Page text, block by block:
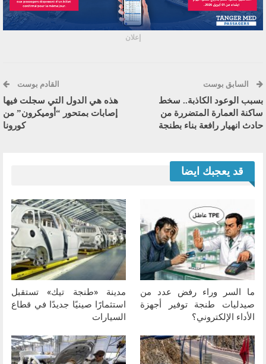
إعلان
السابق بوست
بسبب الوعود الكاذبة.. سخط
ساكنة العمارة المتضررة من
حادث انهيار رافعة بناء بطنجة
القادم بوست
هذه هي الدول التي سجلت فيها
إصابات بمتحور “أوميكرون” من
كورونا
قد يعجبك ايضا
ما السر وراء رفض عدد من
صيدليات طنجة توفير أجهزة
الأداء الإلكتروني؟
مدينة «طنجة تيك» تستقبل
استثمارًا صينيًا جديدًا في قطاع
السيارات